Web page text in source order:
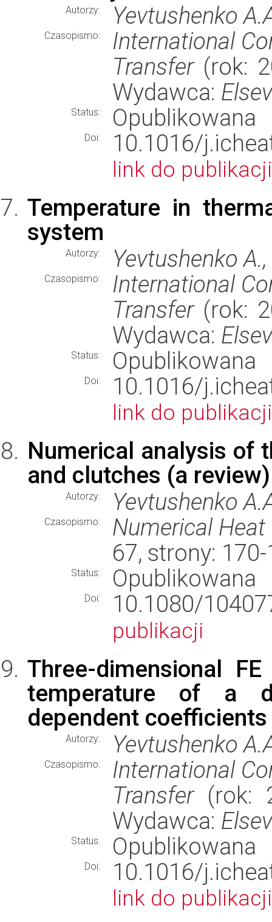
Autorzy: Yevtushenko
Czasopismo:
International
Transfer(rok:
Wydawca:
Status: Opublikowana
Doi: 10.1016/
link do publikacji
Temperature in
system
Autorzy: Yevtushenko
Czasopismo:
International
Transfer(rok:
Wydawca:
Status: Opublikowana
Doi: 10.1016/
link do publikacji
Numerical analysis of
and clutches (a review)
Autorzy: Yevtushenko
Czasopismo:
Numerical Heat
67, strony:
Status: Opublikowana
Doi: 10.1080/
publikacji
Three-dimensional
temperature of a
dependent
Autorzy: Yevtushenko
Czasopismo:
International
Transfer(rok:
Wydawca:
Status: Opublikowana
Doi: 10.1016/
link do publikacji